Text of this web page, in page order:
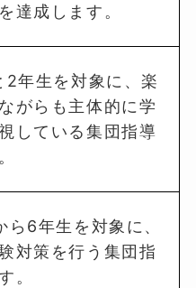
達成します。
2年生を対象に、楽
がらも主体的に学
している集団指導
ら6年生を対象に、
対策を行う集団指
。